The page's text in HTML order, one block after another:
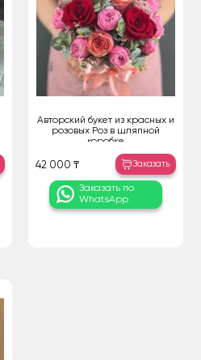
Авторский букет из красных и
розовых Роз в шляпной
коробке
42 000 ₸ Заказать
Заказать по
WhatsApp